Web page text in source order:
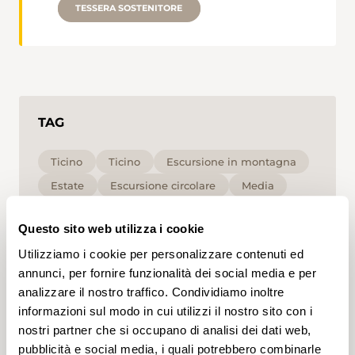
Questo sito web utilizza i cookie
Utilizziamo i cookie per personalizzare contenuti ed
annunci, per fornire funzionalità dei social media e per
analizzare il nostro traffico. Condividiamo inoltre
informazioni sul modo in cui utilizzi il nostro sito con i
nostri partner che si occupano di analisi dei dati web,
pubblicità e social media, i quali potrebbero combinarle
TESSERA SOSTENITORE
TAG
Ticino Ticino
Escursione in montagna
Estate
Escursione circolare
Media
Cliccando su un tag, puoi aggiungerlo al tuo
account e ottenere contenuti personalizzati in base
ai tuoi interessi. I tag possono essere salvati solo in
un account.